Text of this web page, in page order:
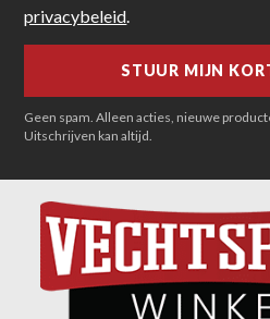
privacybeleid.
Geen spam. Alleen acties, nieuwe
Uitschrijven kan altijd.